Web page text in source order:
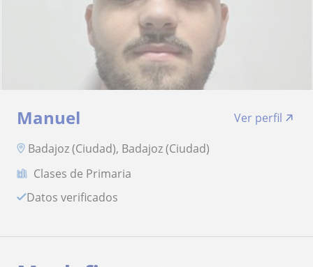
Manuel
Ver perfil
Badajoz (Ciudad), Badajoz (Ciudad)
Clases de Primaria
Datos verificados